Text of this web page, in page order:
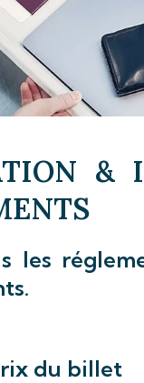
&
les
du billet